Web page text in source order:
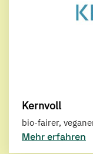
Kernvoll
bio-fairer,
Mehr erfahren